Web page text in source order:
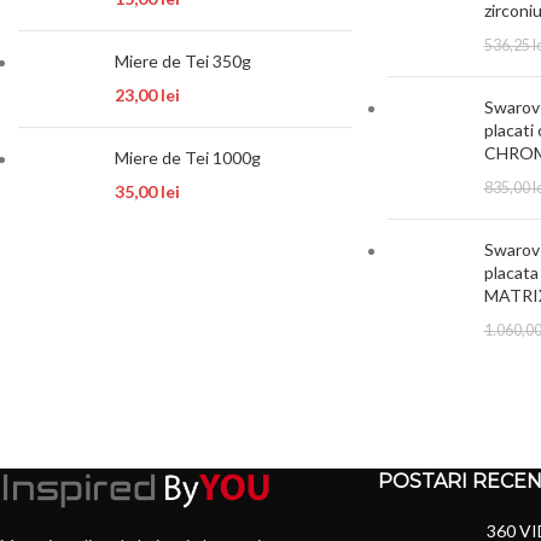
Miere de Tei 350g
23,00lei
Miere de Tei 1000g
35,00lei
536,25
placati
835,00
POSTARI
360